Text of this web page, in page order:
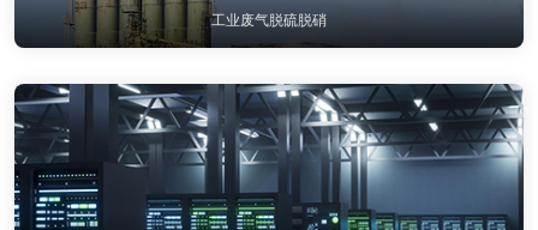
工业废气脱硫脱硝